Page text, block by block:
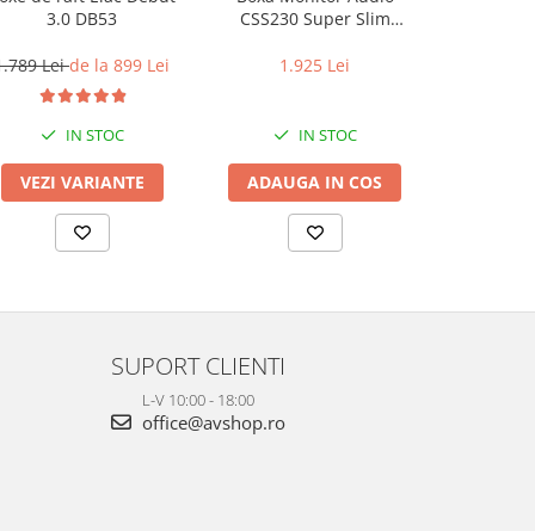
3.0 DB53
Leide la 899 Lei
IN STOC
VEZI VARIANTE
CSS230 Super Slim
1.925 Lei
IN STOC
ADAUGA IN COS
SUPORT CLIENTI
L-V 10:00 - 18:00
office@avshop.ro